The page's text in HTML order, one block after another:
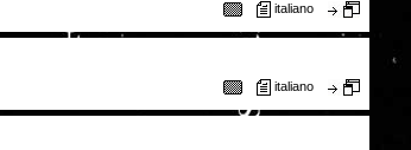
italiano
italiano